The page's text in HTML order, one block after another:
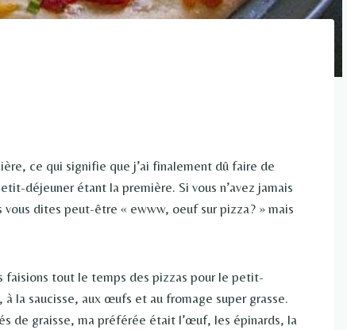
ce qui signifie que j’ai finalement dû faire de
déjeuner étant la première. Si vous n’avez jamais
dites peut-être « ewww, oeuf sur pizza? » mais
faisions tout le temps des pizzas pour le petit-
la saucisse, aux œufs et au fromage super grasse.
de graisse, ma préférée était l’œuf, les épinards, la